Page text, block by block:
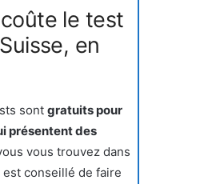
le test
en
sont gratuits pour
présentent des
vous trouvez dans
conseillé de faire